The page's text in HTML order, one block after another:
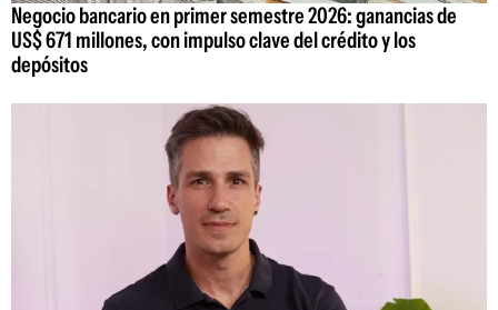
Negocio bancario en primer semestre 2026: ganancias de
US$ 671 millones, con impulso clave del crédito y los
depósitos